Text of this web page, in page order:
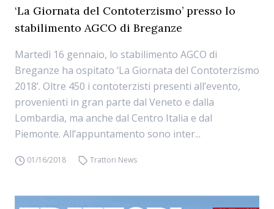
‘La Giornata del Contoterzismo’ presso lo
stabilimento AGCO di Breganze
Martedì 16 gennaio, lo stabilimento AGCO di
Breganze ha ospitato ‘La Giornata del Contoterzismo
2018’. Oltre 450 i contoterzisti presenti all’evento,
provenienti in gran parte dal Veneto e dalla
Lombardia, ma anche dal Centro Italia e dal
Piemonte. All’appuntamento sono inter...
01/16/2018 Trattori News